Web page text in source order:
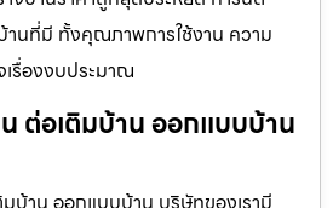
นที่มี ทั้งคุณภาพการใช้งาน ความ
เรื่องงบประมาณ
ต่อเติมบ้าน ออกแบบบ้าน